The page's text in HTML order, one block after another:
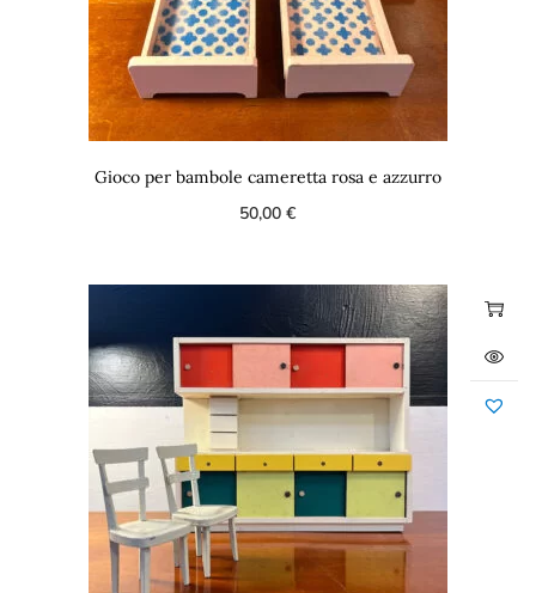
Gioco per bambole cameretta rosa e azzurro
50,00€